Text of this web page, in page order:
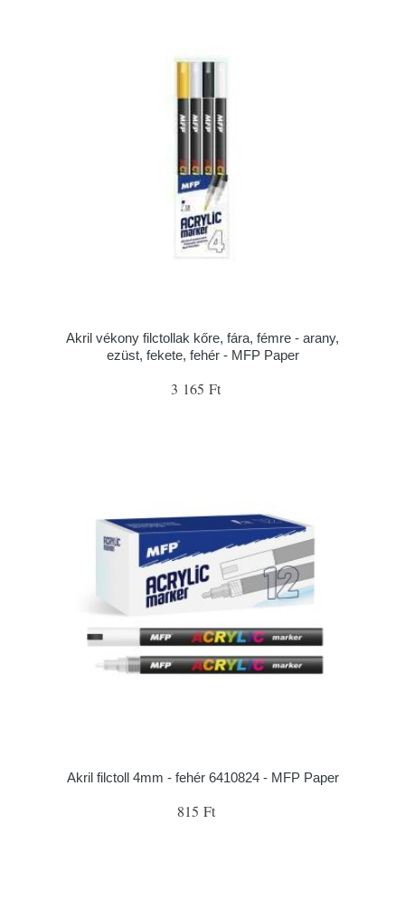
Akril vékony filctollak kőre, fára, fémre - arany,
ezüst, fekete, fehér - MFP Paper
3 165 Ft
Akril filctoll 4mm - fehér 6410824 - MFP Paper
815 Ft